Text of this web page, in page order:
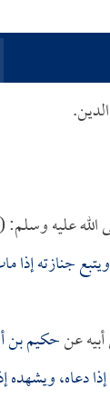
الله عليه وسلم: (
جنازته إذا
عنحكيم بن
دعاه، ويشهده